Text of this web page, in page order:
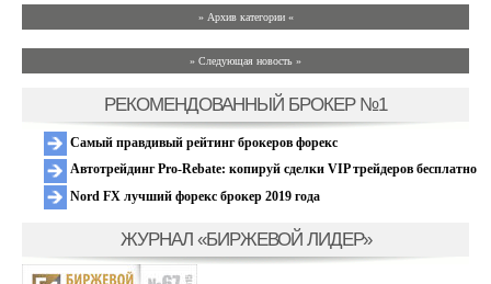
» Архив категории «
» Следующая новость »
РЕКОМЕНДОВАННЫЙ БРОКЕР №1
Самый правдивый рейтинг брокеров форекс
Автотрейдинг Pro-Rebate: копируй сделки VIP трейдеров бесплатно
Nord FX лучший форекс брокер 2019 года
ЖУРНАЛ «БИРЖЕВОЙ ЛИДЕР»